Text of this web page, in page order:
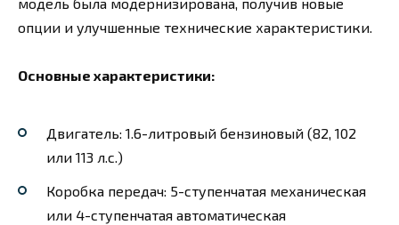
опции и улучшенные технические характеристики.
Основные характеристики:
Двигатель: 1.6-литровый бензиновый (82, 102
или 113 л.с.)
Коробка передач: 5-ступенчатая механическая
или 4-ступенчатая автоматическая